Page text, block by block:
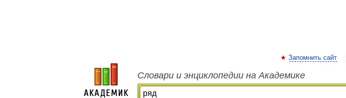
Запомнить сайт
Словари и энциклопедии на Академике